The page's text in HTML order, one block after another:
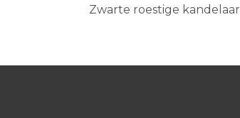
Zwarte roestige kandelaar